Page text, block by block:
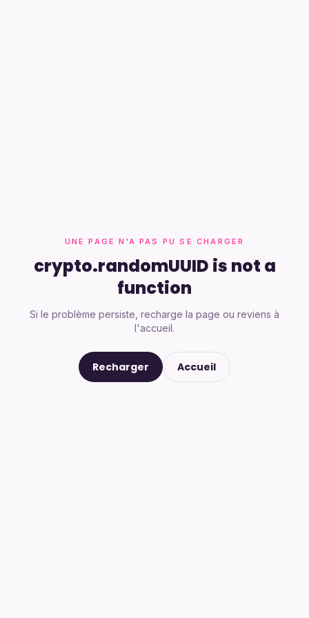
UNE PAGE N'A PAS PU SE CHARGER
crypto.randomUUID is not a
function
Si le problème persiste, recharge la page ou reviens à
l'accueil.
Recharger Accueil